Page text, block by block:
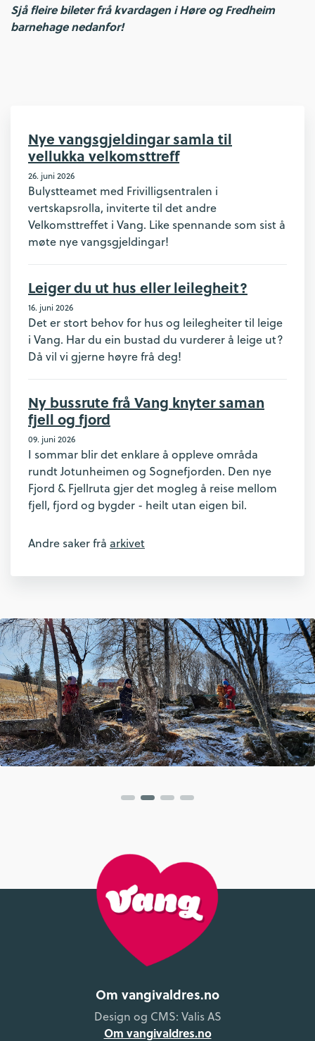
Sjå fleire bileter frå kvardagen i Høre og Fredheim
barnehage nedanfor!
Nye vangsgjeldingar samla til
vellukka velkomsttreff
26. juni 2026
Bulystteamet med Frivilligsentralen i
vertskapsrolla, inviterte til det andre
Velkomsttreffet i Vang. Like spennande som sist å
møte nye vangsgjeldingar!
Leiger du ut hus eller leilegheit?
16. juni 2026
Det er stort behov for hus og leilegheiter til leige
i Vang. Har du ein bustad du vurderer å leige ut?
Då vil vi gjerne høyre frå deg!
Ny bussrute frå Vang knyter saman
fjell og fjord
09. juni 2026
I sommar blir det enklare å oppleve områda
rundt Jotunheimen og Sognefjorden. Den nye
Fjord & Fjellruta gjer det mogleg å reise mellom
fjell, fjord og bygder - heilt utan eigen bil.
Andre saker frå arkivet
Om vangivaldres.no
Design og CMS: Valis AS
Om vangivaldres.no